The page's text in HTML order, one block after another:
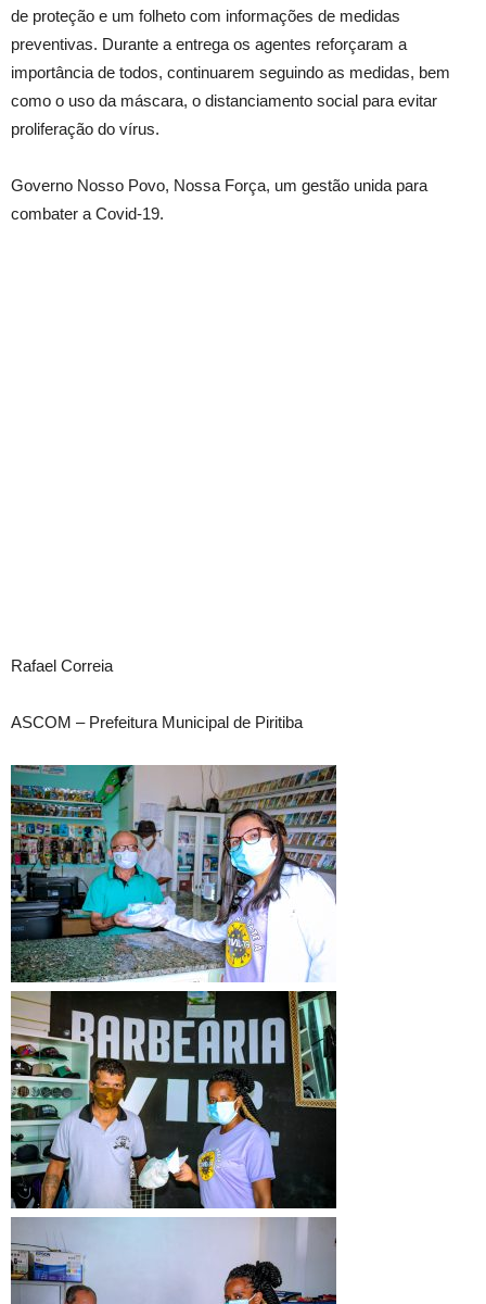
de proteção e um folheto com informações de medidas
preventivas. Durante a entrega os agentes reforçaram a
importância de todos, continuarem seguindo as medidas, bem
como o uso da máscara, o distanciamento social para evitar
proliferação do vírus.
Governo Nosso Povo, Nossa Força, um gestão unida para
combater a Covid-19.
Rafael Correia
ASCOM – Prefeitura Municipal de Piritiba